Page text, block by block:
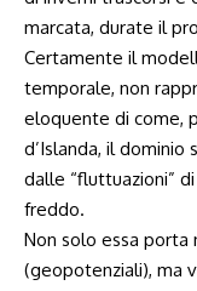
marcata, durate il
Certamente il
temporale, non
eloquente di come,
d’Islanda, il
dalle “fluttuazioni”
freddo.
Non solo essa porta
(geopotenziali), ma